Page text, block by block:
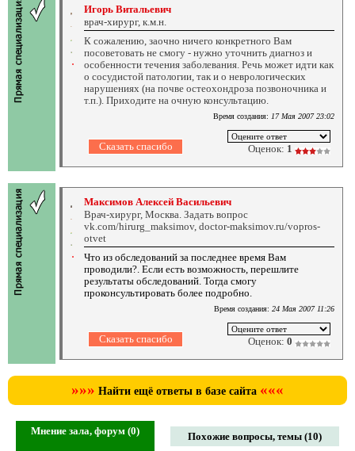
Игорь Витальевич
врач-хирург, к.м.н.
К сожалению, заочно ничего конкретного Вам
посоветовать не смогу - нужно уточнить диагноз и
особенности течения заболевания. Речь может идти как
о сосудистой патологии, так и о неврологических
нарушениях (на почве остеохондроза позвоночника и
т.п.). Приходите на очную консультацию.
Время создания: 17 Мая 2007 23:02
Оценок: 1
Максимов Алексей Васильевич
Врач-хирург, Москва. Задать вопрос
vk.com/hirurg_maksimov, doctor-maksimov.ru/vopros-
otvet
Что из обследований за последнее время Вам
проводили?. Если есть возможность, перешлите
результаты обследований. Тогда смогу
проконсультировать более подробно.
Время создания: 24 Мая 2007 11:26
Оценок: 0
»»» Найти ещё ответы в базе сайта «««
Мнение зала, форум (0) Похожие вопросы, темы (10)